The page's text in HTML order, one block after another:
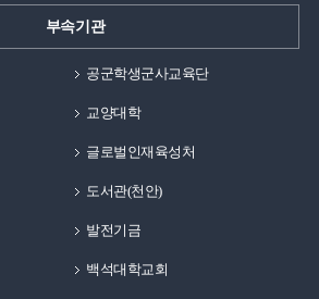
부속기관
공군학생군사교육단
교양대학
글로벌인재육성처
도서관(천안)
발전기금
백석대학교회